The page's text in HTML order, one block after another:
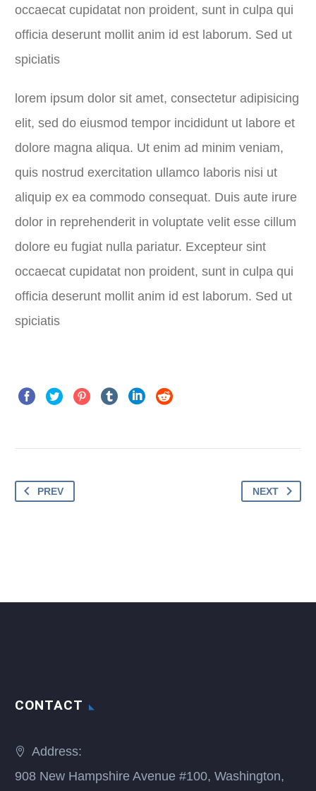
occaecat cupidatat non proident, sunt in culpa qui
officia deserunt mollit anim id est laborum. Sed ut
spiciatis
lorem ipsum dolor sit amet, consectetur adipisicing
elit, sed do eiusmod tempor incididunt ut labore et
dolore magna aliqua. Ut enim ad minim veniam,
quis nostrud exercitation ullamco laboris nisi ut
aliquip ex ea commodo consequat. Duis aute irure
dolor in reprehenderit in voluptate velit esse cillum
dolore eu fugiat nulla pariatur. Excepteur sint
occaecat cupidatat non proident, sunt in culpa qui
officia deserunt mollit anim id est laborum. Sed ut
spiciatis
PREV NEXT
CONTACT
Address:
908 New Hampshire Avenue #100, Washington,